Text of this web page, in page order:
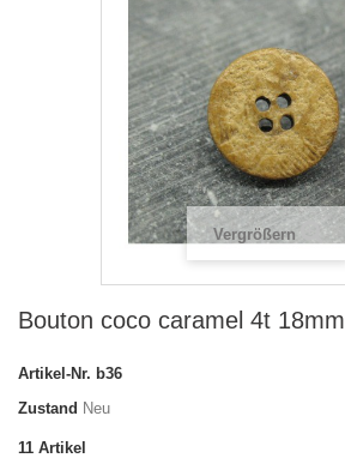
Vergrößern
Bouton coco caramel 4t 18mm
Artikel-Nr. b36
Zustand Neu
11 Artikel